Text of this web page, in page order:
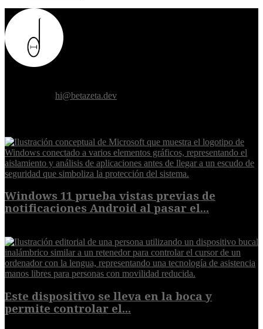
hi@betazeta.dev
Windows 11 prueba vistas previas de
notificaciones Android al pasar el...
Este dispositivo se lleva en la boca y
permite controlar el...